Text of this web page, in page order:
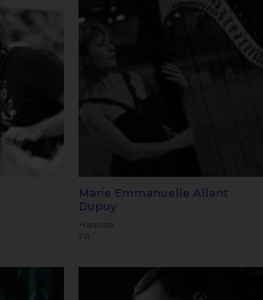
Marie Emmanuelle Allant
Dupuy
Harpiste
FR